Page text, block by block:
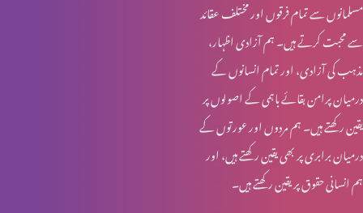
کرسمس اسپیشل: یسوع مسیح کا نسب نامہ اور خواتین
روزہ اور عورت کے شرعی مسایل (حصہ 4)
روزہ اور عورت کے شرعی مسایل (حصہ 3)
مسلمانوں سے تمام فرقوں اور مختلف عقائد
سے محبت کرتے ہیں۔ ہم آزادی اظہار،
مذہب کی آزادی، اور تمام انسانوں کے
درمیان پرامن بقائے باہمی کے اصولوں پر
یقین رکھتے ہیں۔ ہم مردوں اور عورتوں کے
درمیان برابری پر بھی یقین رکھتے ہیں، اور
ہم انسانی حقوق پر یقین رکھتے ہیں۔